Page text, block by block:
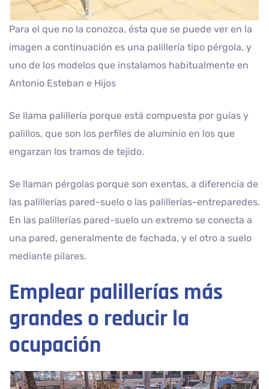
Para el que no la conozca, ésta que se puede ver en la
imagen a continuación es una palillería tipo pérgola, y
uno de los modelos que instalamos habitualmente en
Antonio Esteban e Hijos
Se llama palillería porque está compuesta por guías y
palillos, que son los perfiles de aluminio en los que
engarzan los tramos de tejido.
Se llaman pérgolas porque son exentas, a diferencia de
las palillerías pared-suelo o las palillerías-entreparedes.
En las palillerías pared-suelo un extremo se conecta a
una pared, generalmente de fachada, y el otro a suelo
mediante pilares.
Emplear palillerías más
grandes o reducir la
ocupación